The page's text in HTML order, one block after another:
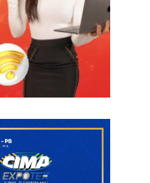
Bento São João